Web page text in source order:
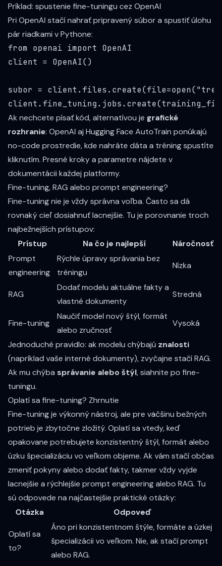
Príklad: spustenie fine-tuningu cez OpenAI
Pri OpenAI stačí nahrať pripravený súbor a spustiť úlohu
pár riadkami v Pythone:
from openai import OpenAI
client = OpenAI()
subor =
Ak nechcete písať kód, alternatívou je grafické
rozhranie: OpenAI aj Hugging Face AutoTrain ponúkajú
no-code prostredie, kde nahráte dáta a tréning spustíte
kliknutím. Presné kroky a parametre nájdete v
dokumentácii každej platformy.
Fine-tuning, RAG alebo prompt engineering?
Fine-tuning nie je vždy správna voľba. Často sa dá
rovnaký cieľ dosiahnuť lacnejšie. Tu je porovnanie troch
najbežnejších prístupov:
Prístup
Na čo je najlepší
Náročnosť
Prompt
engineering
Rýchle úpravy správania bez
tréningu
Nízka
RAG
Dodať modelu aktuálne fakty a
vlastné dokumenty
Stredná
Fine-tuning
Naučiť model nový štýl, formát
alebo zručnosť
Vysoká
Jednoduché pravidlo: ak modelu chýbajú znalosti
(napríklad vaše interné dokumenty), zvyčajne stačíRAG.
Ak mu chýba správanie alebo štýl, siahnite po fine-
tuningu.
Oplatí sa fine-tuning? Zhrnutie
Fine-tuning je výkonný nástroj, ale pre väčšinu bežných
potrieb je zbytočne zložitý. Oplatí sa vtedy, keď
opakovane potrebujete konzistentný štýl, formát alebo
úzku špecializáciu vo veľkom objeme. Ak vám stačí občas
zmeniť pokyny alebo dodať fakty, takmer vždy vyjde
lacnejšie a rýchlejšie prompt engineeringalebo RAG. Tu
sú odpovede na najčastejšie praktické otázky:
Otázka
Odpoveď
Oplatí sa
to?
Áno pri konzistentnom štýle, formáte a úzkej
špecializácii vo veľkom. Nie, ak stačí prompt
alebo RAG.